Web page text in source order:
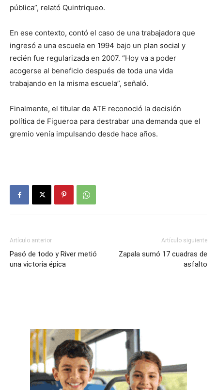
pública”, relató Quintriqueo.
En ese contexto, contó el caso de una trabajadora que
ingresó a una escuela en 1994 bajo un plan social y
recién fue regularizada en 2007. “Hoy va a poder
acogerse al beneficio después de toda una vida
trabajando en la misma escuela”, señaló.
Finalmente, el titular de ATE reconoció la decisión
política de Figueroa para destrabar una demanda que el
gremio venía impulsando desde hace años.
Artículo anterior
Pasó de todo y River metió
una victoria épica
Artículo siguiente
Zapala sumó 17 cuadras de
asfalto